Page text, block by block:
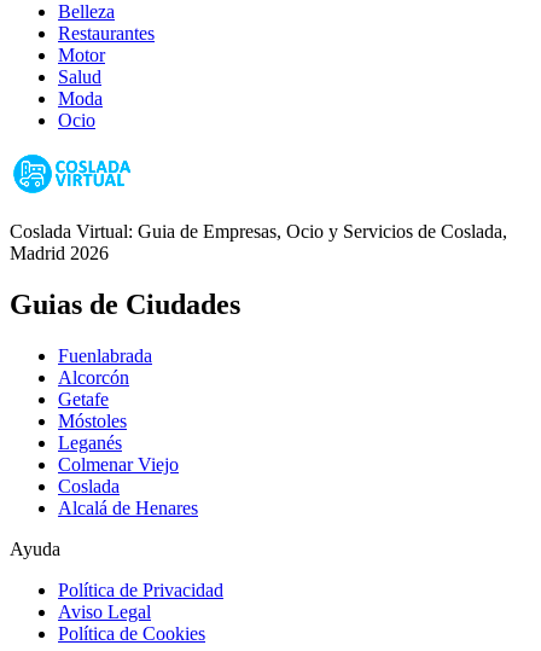
Belleza
Restaurantes
Motor
Salud
Moda
Ocio
Coslada Virtual: Guia de Empresas, Ocio y Servicios de Coslada,
Madrid 2026
Guias de Ciudades
Fuenlabrada
Alcorcón
Getafe
Móstoles
Leganés
Colmenar Viejo
Coslada
Alcalá de Henares
Ayuda
Política de Privacidad
Aviso Legal
Política de Cookies